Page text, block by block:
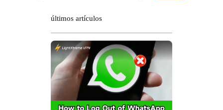
últimos artículos